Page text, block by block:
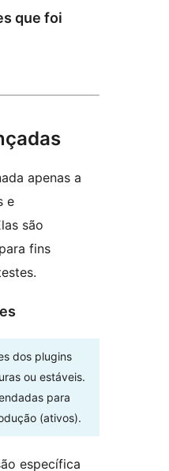
que foi
apenas a
e
são
fins
dos plugins
ou estáveis.
para
(ativos).
específica